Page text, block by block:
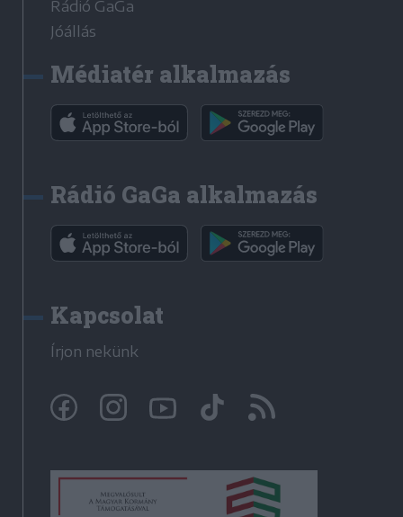
Rádió GaGa
Jóállás
Médiatér alkalmazás
Rádió GaGa alkalmazás
Kapcsolat
Írjon nekünk